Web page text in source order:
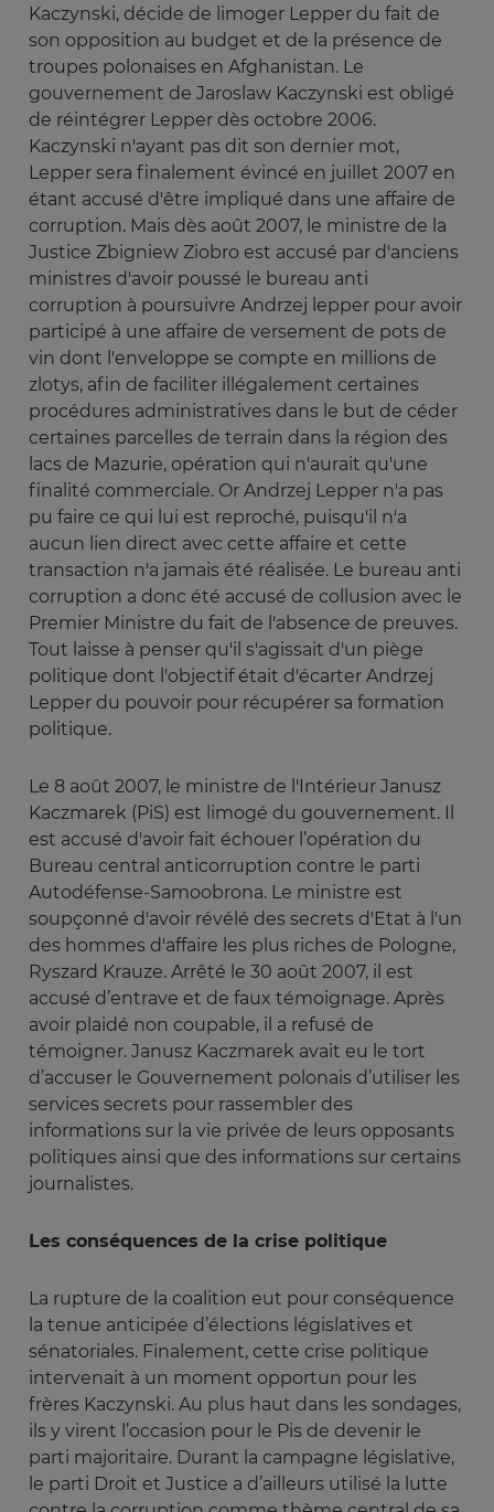
Kaczynski, décide de limoger Lepper du fait de
son opposition au budget et de la présence de
troupes polonaises en Afghanistan. Le
gouvernement de Jaroslaw Kaczynski est obligé
de réintégrer Lepper dès octobre 2006.
Kaczynski n'ayant pas dit son dernier mot,
Lepper sera finalement évincé en juillet 2007 en
étant accusé d'être impliqué dans une affaire de
corruption. Mais dès août 2007, le ministre de la
Justice Zbigniew Ziobro est accusé par d'anciens
ministres d'avoir poussé le bureau anti
corruption à poursuivre Andrzej lepper pour avoir
participé à une affaire de versement de pots de
vin dont l'enveloppe se compte en millions de
zlotys, afin de faciliter illégalement certaines
procédures administratives dans le but de céder
certaines parcelles de terrain dans la région des
lacs de Mazurie, opération qui n'aurait qu'une
finalité commerciale. Or Andrzej Lepper n'a pas
pu faire ce qui lui est reproché, puisqu'il n'a
aucun lien direct avec cette affaire et cette
transaction n'a jamais été réalisée. Le bureau anti
corruption a donc été accusé de collusion avec le
Premier Ministre du fait de l'absence de preuves.
Tout laisse à penser qu'il s'agissait d'un piège
politique dont l'objectif était d'écarter Andrzej
Lepper du pouvoir pour récupérer sa formation
politique.
Le 8 août 2007, le ministre de l'Intérieur Janusz
Kaczmarek (PiS) est limogé du gouvernement. Il
est accusé d'avoir fait échouer l’opération du
Bureau central anticorruption contre le parti
Autodéfense-Samoobrona. Le ministre est
soupçonné d'avoir révélé des secrets d'Etat à l'un
des hommes d'affaire les plus riches de Pologne,
Ryszard Krauze. Arrêté le 30 août 2007, il est
accusé d’entrave et de faux témoignage. Après
avoir plaidé non coupable, il a refusé de
témoigner. Janusz Kaczmarek avait eu le tort
d’accuser le Gouvernement polonais d’utiliser les
services secrets pour rassembler des
informations sur la vie privée de leurs opposants
politiques ainsi que des informations sur certains
journalistes.
Les conséquences de la crise politique
La rupture de la coalition eut pour conséquence
la tenue anticipée d’élections législatives et
sénatoriales. Finalement, cette crise politique
intervenait à un moment opportun pour les
frères Kaczynski. Au plus haut dans les sondages,
ils y virent l’occasion pour le Pis de devenir le
parti majoritaire. Durant la campagne législative,
le parti Droit et Justice a d’ailleurs utilisé la lutte